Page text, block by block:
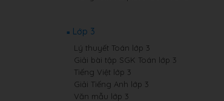
Lớp 3
Lý thuyết Toán lớp 3
Giải bài tập SGK Toán lớp 3
Tiếng Việt lớp 3
Giải Tiếng Anh lớp 3
Văn mẫu lớp 3